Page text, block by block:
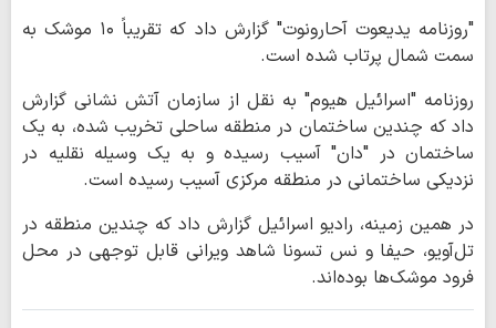
"روزنامه یدیعوت آحارونوت" گزارش داد که تقریباً ۱۰ موشک به
سمت شمال پرتاب شده است.
روزنامه "اسرائیل هیوم" به نقل از سازمان آتش نشانی گزارش
داد که چندین ساختمان در منطقه ساحلی تخریب شده، به یک
ساختمان در "دان" آسیب رسیده و به یک وسیله نقلیه در
نزدیکی ساختمانی در منطقه مرکزی آسیب رسیده است.
در همین زمینه، رادیو اسرائیل گزارش داد که چندین منطقه در
تل‌آویو، حیفا و نس تسونا شاهد ویرانی قابل توجهی در محل
فرود موشک‌ها بوده‌اند.